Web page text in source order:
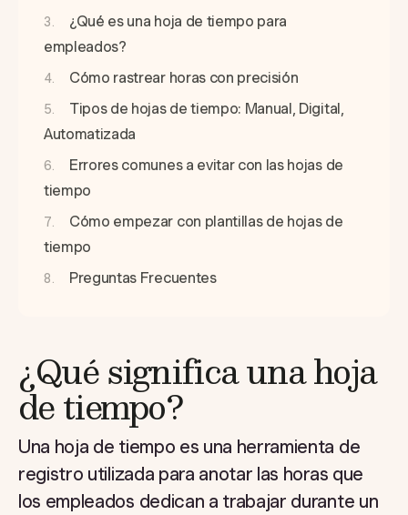
¿Qué es una hoja de tiempo para
empleados?
Cómo rastrear horas con precisión
Tipos de hojas de tiempo: Manual, Digital,
Automatizada
Errores comunes a evitar con las hojas de
tiempo
Cómo empezar con plantillas de hojas de
tiempo
Preguntas Frecuentes
¿Qué significa una hoja
de tiempo?
Una hoja de tiempo es una herramienta de
registro utilizada para anotar las horas que
los empleados dedican a trabajar durante un